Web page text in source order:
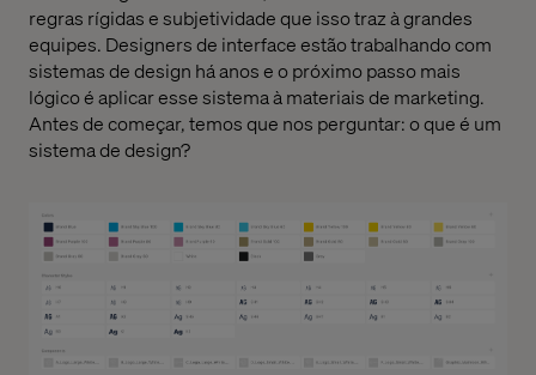
regras rígidas e subjetividade que isso traz à grandes
equipes. Designers de interface estão trabalhando com
sistemas de design há anos e o próximo passo mais
lógico é aplicar esse sistema à materiais de marketing.
Antes de começar, temos que nos perguntar: o que é um
sistema de design?